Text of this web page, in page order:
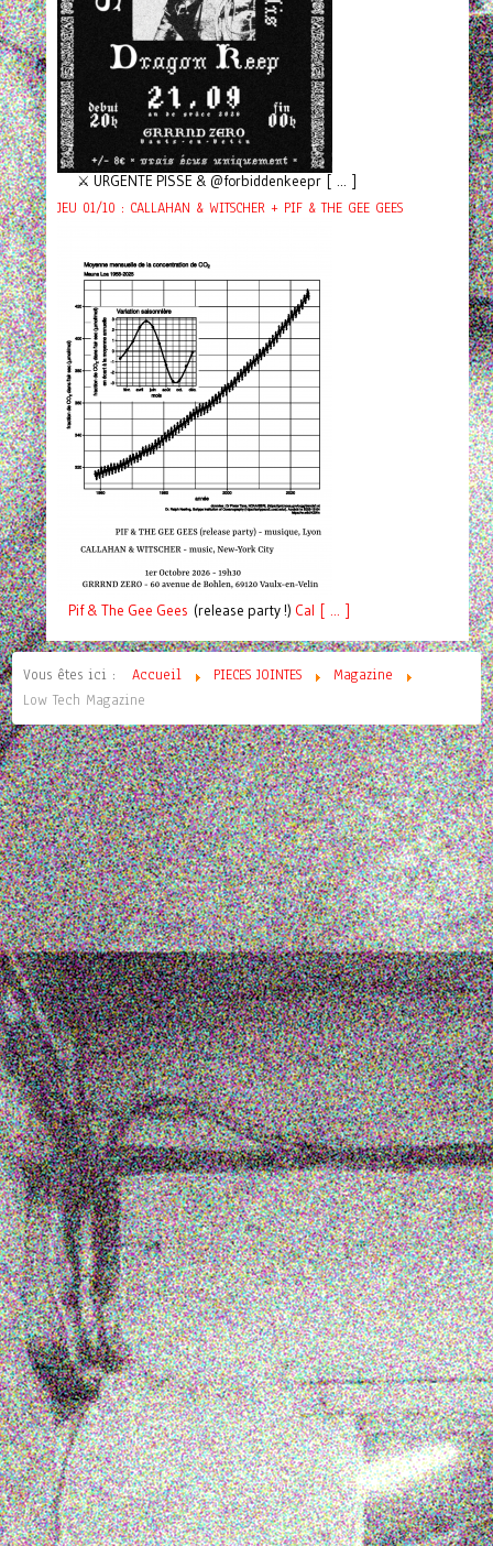
⚔️ URGENTE PISSE & @forbiddenkeepr [ ... ]
JEU 01/10 : CALLAHAN & WITSCHER + PIF & THE GEE GEES
Pif& The Gee Gees (release party !) Cal [ ... ]
Vous êtes ici : Accueil PIECES JOINTES
Magazine
Low Tech Magazine